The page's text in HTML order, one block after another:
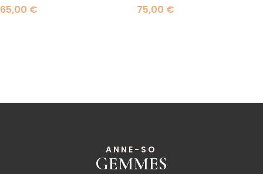
65,00 € 75,00 €
ANNE-SO
GEMMES